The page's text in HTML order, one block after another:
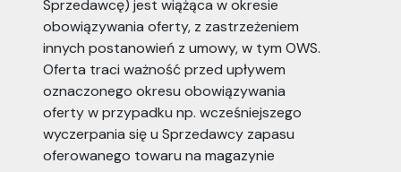
Sprzedawcę) jest wiążąca w okresie
obowiązywania oferty, z zastrzeżeniem
innych postanowień z umowy, w tym OWS.
Oferta traci ważność przed upływem
oznaczonego okresu obowiązywania
oferty w przypadku np. wcześniejszego
wyczerpania się u Sprzedawcy zapasu
oferowanego towaru na magazynie